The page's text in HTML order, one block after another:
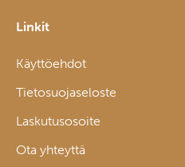
Linkit
Käyttöehdot
Tietosuojaseloste
Laskutusosoite
Ota yhteyttä